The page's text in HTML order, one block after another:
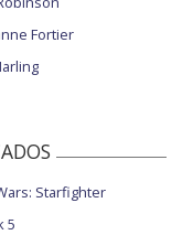
Fortier
Starfighter
5